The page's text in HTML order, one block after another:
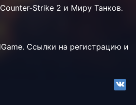
Strike 2 и Миру Танков.
Ссылки на регистрацию и